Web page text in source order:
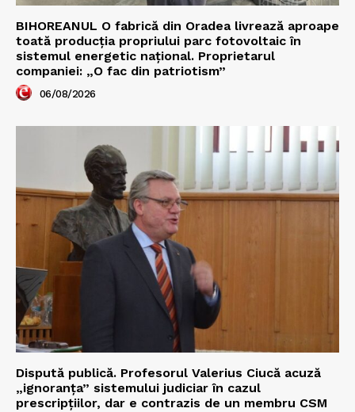
BIHOREANUL O fabrică din Oradea livrează aproape
toată producția propriului parc fotovoltaic în
sistemul energetic național. Proprietarul
companiei: „O fac din patriotism”
06/08/2026
Dispută publică. Profesorul Valerius Ciucă acuză
„ignoranța” sistemului judiciar în cazul
prescripțiilor, dar e contrazis de un membru CSM